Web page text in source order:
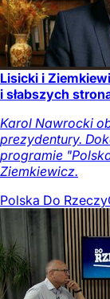
Lisicki i
i słabszych
Karol Nawrocki
prezydentury.
programie
Ziemkiewicz.
Polska Do Rzeczy